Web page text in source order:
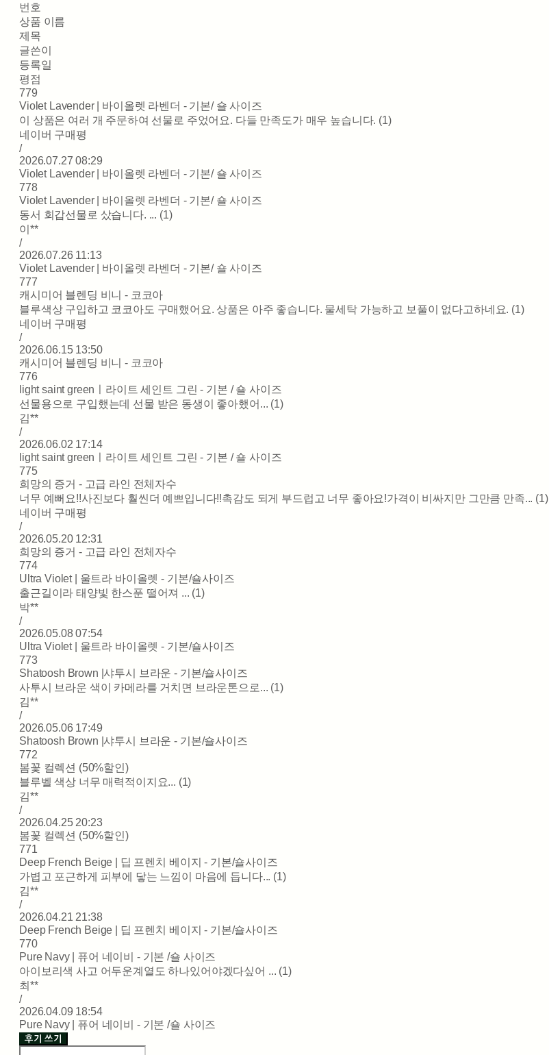
번호
상품 이름
제목
글쓴이
등록일
평점
779
Violet Lavender | 바이올렛 라벤더 - 기본/ 숄 사이즈
이 상품은 여러 개 주문하여 선물로 주었어요. 다들 만족도가 매우 높습니다. (1)
네이버 구매평
/
2026.07.27 08:29
Violet Lavender | 바이올렛 라벤더 - 기본/ 숄 사이즈
778
Violet Lavender | 바이올렛 라벤더 - 기본/ 숄 사이즈
동서 회갑선물로 샀습니다. ... (1)
이**
/
2026.07.26 11:13
Violet Lavender | 바이올렛 라벤더 - 기본/ 숄 사이즈
777
캐시미어 블렌딩 비니 - 코코아
블루색상 구입하고 코코아도 구매했어요. 상품은 아주 좋습니다. 물세탁 가능하고 보풀이 없다고하네요. (1)
네이버 구매평
/
2026.06.15 13:50
캐시미어 블렌딩 비니 - 코코아
776
light saint greenㅣ라이트 세인트 그린 - 기본 / 숄 사이즈
선물용으로 구입했는데 선물 받은 동생이 좋아했어... (1)
김**
/
2026.06.02 17:14
light saint greenㅣ라이트 세인트 그린 - 기본 / 숄 사이즈
775
희망의 증거 - 고급 라인 전체자수
너무 예뻐요!!사진보다 훨씬더 예쁘입니다!!촉감도 되게 부드럽고 너무 좋아요!가격이 비싸지만 그만큼 만족... (1)
네이버 구매평
/
2026.05.20 12:31
희망의 증거 - 고급 라인 전체자수
774
Ultra Violet | 울트라 바이올렛 - 기본/숄사이즈
출근길이라 태양빛 한스푼 떨어져 ... (1)
박**
/
2026.05.08 07:54
Ultra Violet | 울트라 바이올렛 - 기본/숄사이즈
773
Shatoosh Brown |샤투시 브라운 - 기본/숄사이즈
사투시 브라운 색이 카메라를 거치면 브라운톤으로... (1)
김**
/
2026.05.06 17:49
Shatoosh Brown |샤투시 브라운 - 기본/숄사이즈
772
봄꽃 컬렉션 (50%할인)
블루벨 색상 너무 매력적이지요... (1)
김**
/
2026.04.25 20:23
봄꽃 컬렉션 (50%할인)
771
Deep French Beige | 딥 프렌치 베이지 - 기본/숄사이즈
가볍고 포근하게 피부에 닿는 느낌이 마음에 듭니다... (1)
김**
/
2026.04.21 21:38
Deep French Beige | 딥 프렌치 베이지 - 기본/숄사이즈
770
Pure Navy | 퓨어 네이비 - 기본 /숄 사이즈
아이보리색 사고 어두운계열도 하나있어야겠다싶어 ... (1)
최**
/
2026.04.09 18:54
Pure Navy | 퓨어 네이비 - 기본 /숄 사이즈
후기 쓰기